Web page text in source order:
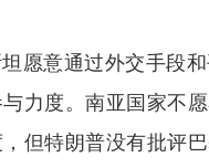
愿意通过外交手段
力度。南亚国家不
但特朗普没有批评